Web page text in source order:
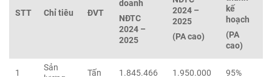
STT Chỉ tiêu ĐVT
doanh
NĐTC
2024 –
2025
2024 –
2025
(PA cao)
kế
hoạch
(PA
cao)
1
Sản
Tấn 1.845.466 1.950.000 95%